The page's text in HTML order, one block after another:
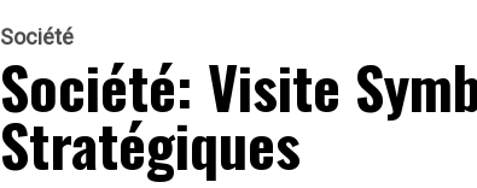
Société
Société: Visite
Stratégiques